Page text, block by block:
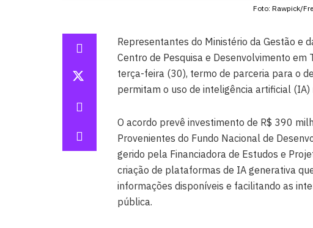
Foto: Rawpick/
Representantes do Ministério da Gestão e
Centro de Pesquisa e Desenvolvimento em
terça-feira (30), termo de parceria para o
permitam o uso de inteligência artificial
O acordo prevê investimento de R$ 390
Provenientes do Fundo Nacional de
gerido pela Financiadora de Estudos e
criação de plataformas de IA generativa
informações disponíveis e facilitando as
pública.